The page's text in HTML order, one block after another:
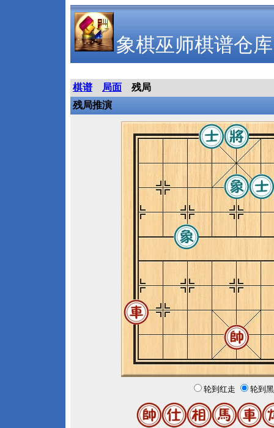
象棋巫师棋谱仓库
棋谱 局面
残局
残局推演
轮到红走 轮到